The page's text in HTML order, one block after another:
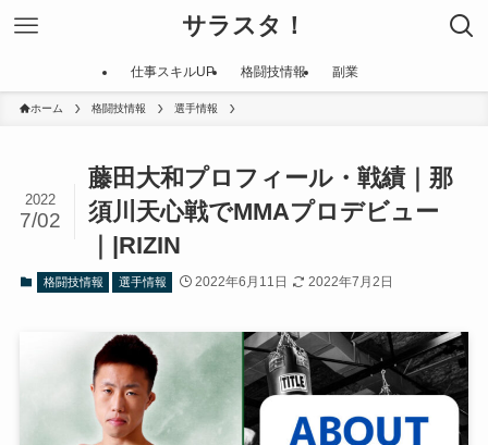
サラスタ！
仕事スキルUP 格闘技情報 副業
ホーム 格闘技情報 選手情報
藤田大和プロフィール・戦績｜那
須川天心戦でMMAプロデビュー
｜|RIZIN
2022
7/02
格闘技情報 選手情報 2022年6月11日 2022年7月2日